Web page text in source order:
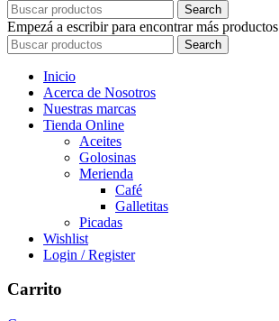
Search
Empezá a escribir para encontrar más productos
Search
Inicio
Acerca de Nosotros
Nuestras marcas
Tienda Online
Aceites
Golosinas
Merienda
Café
Galletitas
Picadas
Wishlist
Login / Register
Carrito